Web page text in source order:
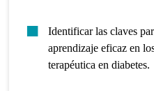
Identificar las claves
aprendizaje eficaz en
terapéutica en diabetes.